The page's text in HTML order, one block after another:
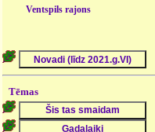
Ventspils rajons
Tēmas